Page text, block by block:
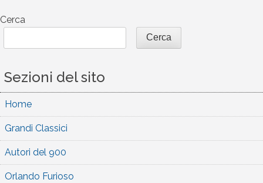
articoli
Cerca
Cerca
Sezioni del sito
Home
Grandi Classici
Autori del 900
Orlando Furioso